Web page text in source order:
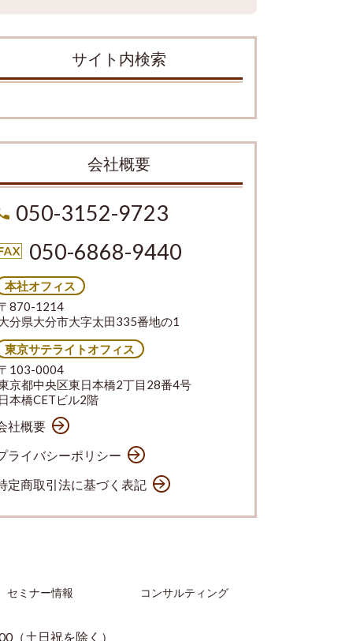
サイト内検索
会社概要
050-3152-9723
050-6868-9440
本社オフィス
870-1214
分県大分市大字太田335番地の1
東京サテライトオフィス
103-0004
京都中央区東日本橋2丁目28番4号
本橋CETビル2階
社概要
ライバシーポリシー
定商取引法に基づく表記
セミナー情報 コンサルティング
（土日祝を除く）